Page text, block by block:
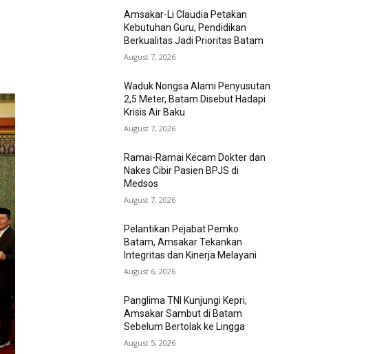
Amsakar-Li Claudia Petakan
Kebutuhan Guru, Pendidikan
Berkualitas Jadi Prioritas Batam
August 7, 2026
Waduk Nongsa Alami Penyusutan
2,5 Meter, Batam Disebut Hadapi
Krisis Air Baku
August 7, 2026
Ramai-Ramai Kecam Dokter dan
Nakes Cibir Pasien BPJS di
Medsos
August 7, 2026
Pelantikan Pejabat Pemko
Batam, Amsakar Tekankan
Integritas dan Kinerja Melayani
August 6, 2026
Panglima TNI Kunjungi Kepri,
Amsakar Sambut di Batam
Sebelum Bertolak ke Lingga
August 5, 2026